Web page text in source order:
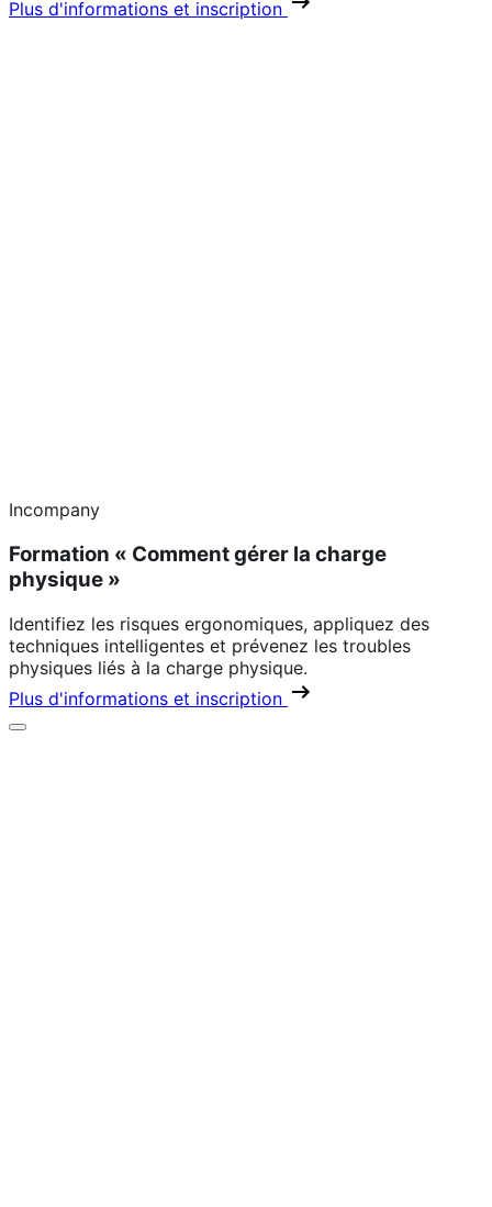
Plus d'informations et inscription
Incompany
Formation « Comment gérer la charge
physique »
Identifiez les risques ergonomiques, appliquez des
techniques intelligentes et prévenez les troubles
physiques liés à la charge physique.
Plus d'informations et inscription